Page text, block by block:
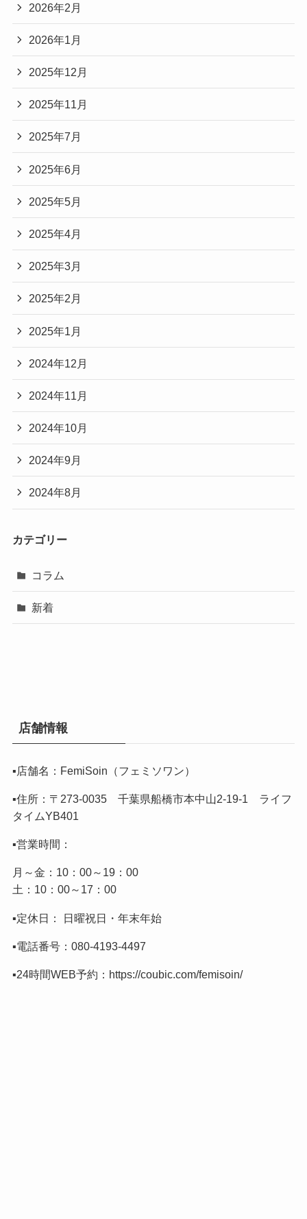
2026年2月
2026年1月
2025年12月
2025年11月
2025年7月
2025年6月
2025年5月
2025年4月
2025年3月
2025年2月
2025年1月
2024年12月
2024年11月
2024年10月
2024年9月
2024年8月
カテゴリー
コラム
新着
店舗情報
▪️店舗名：FemiSoin（フェミソワン）
▪️住所：〒273-0035 千葉県船橋市本中山2-19-1 ライフ
タイムYB401
▪️営業時間：
月～金：10：00～19：00
土：10：00～17：00
▪️定休日： 日曜祝日・年末年始
▪️電話番号： 080-4193-4497
▪️24時間WEB予約： https://coubic.com/femisoin/